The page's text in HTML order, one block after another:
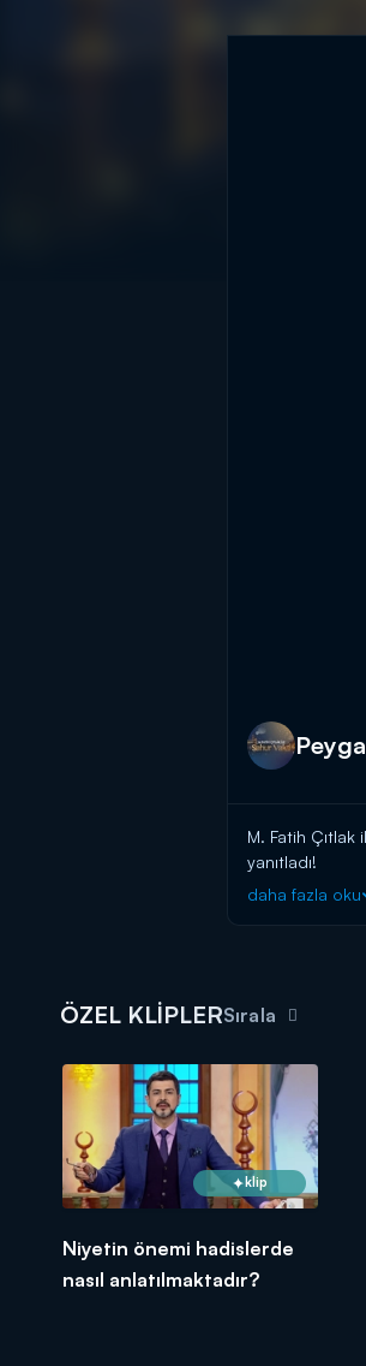
M. Fatih Çıtlak
yanıtladı!
daha fazla oku
ÖZEL KLİPLERSırala
klip
Niyetin önemi hadislerde
nasıl anlatılmaktadır?